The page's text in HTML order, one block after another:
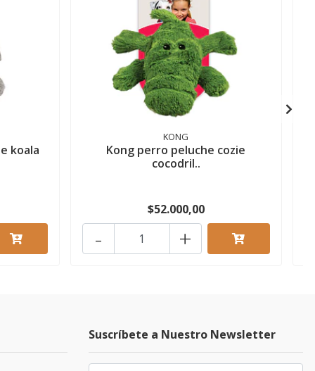
koala
KONG
Kong perro peluche cozie
cocodril..
$52.000,00
- +
Suscríbete a Nuestro Newsletter